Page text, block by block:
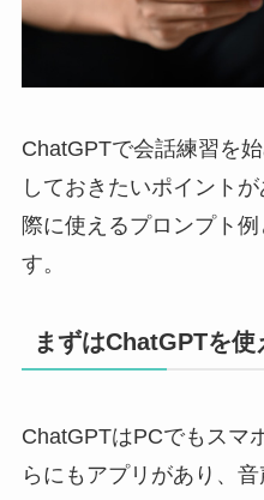
ChatGPTで会話練習を
しておきたいポイント
際に使えるプロンプト
す。
まずはChatGPTを
ChatGPTはPCでもスマ
らにもアプリがあり、